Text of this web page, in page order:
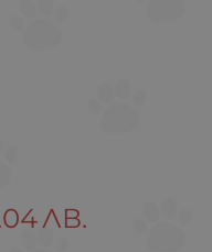
ЛВ.